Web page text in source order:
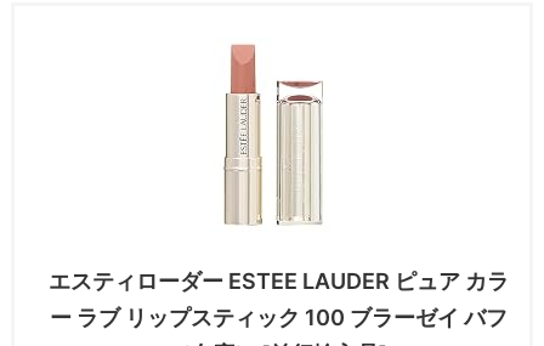
エスティローダー ESTEE LAUDER ピュア カラ
ー ラブ リップスティック 100 ブラーゼイ バフ